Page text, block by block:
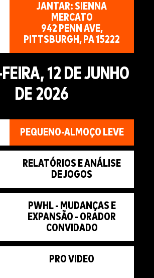
JANTAR: SIENNA
MERCATO
942 PENN AVE,
PITTSBURGH, PA 15222
12 DE JUNHO
DE 2026
PEQUENO-ALMOÇO LEVE
RELATÓRIOS E ANÁLISE
DE JOGOS
PWHL - MUDANÇAS E
EXPANSÃO - ORADOR
CONVIDADO
PRO VIDEO